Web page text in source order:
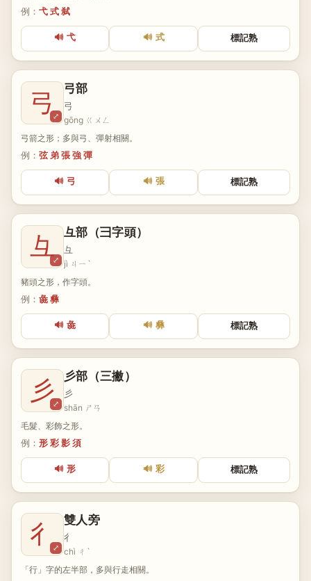
例： 弋 式 弑
🔊 弋 🔊 式 標記熟
弓⤢
弓部
弓
gōng ㄍㄨㄥ
弓箭之形；多與弓、彈射相關。
例： 弦 弟 張 強 彈
🔊 弓 🔊 張 標記熟
彑⤢
彑部（彐字頭）
彑
jì ㄐㄧˋ
豬頭之形，作字頭。
例： 彘 彝
🔊 彘 🔊 彝 標記熟
彡⤢
彡部（三撇）
彡
shān ㄕㄢ
毛髮、彩飾之形。
例： 形 彩 影 須
🔊 形 🔊 彩 標記熟
彳⤢
雙人旁
彳
chì ㄔˋ
「行」字的左半部，多與行走相關。